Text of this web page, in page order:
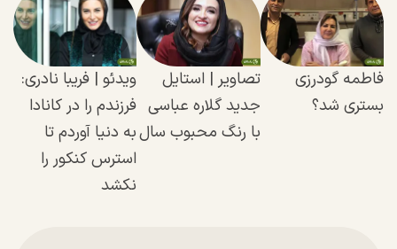
فاطمه گودرزی
بستری شد؟
تصاویر | استایل
جدید گلاره عباسی
با رنگ محبوب سال
ویدئو | فریبا نادری:
فرزندم را در کانادا
به دنیا آوردم تا
استرس کنکور را
نکشد